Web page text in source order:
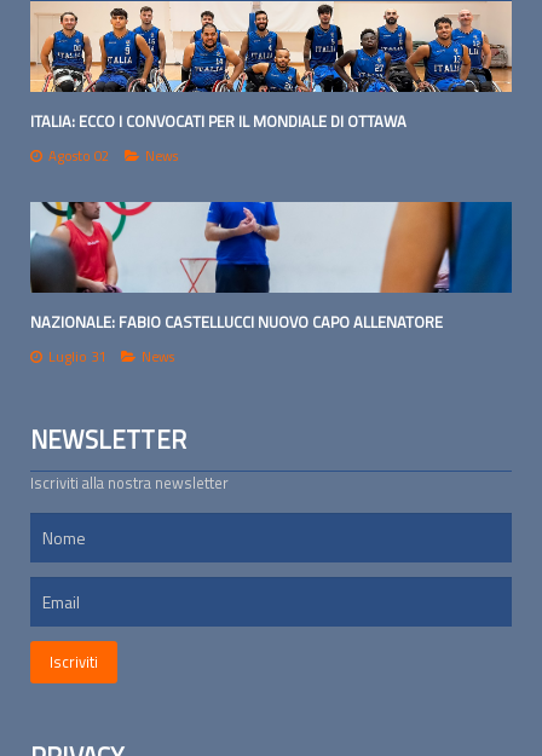
ITALIA: ECCO I CONVOCATI PER IL MONDIALE DI OTTAWA
Agosto 02 News
NAZIONALE: FABIO CASTELLUCCI NUOVO CAPO ALLENATORE
Luglio 31 News
NEWSLETTER
Iscriviti alla nostra newsletter